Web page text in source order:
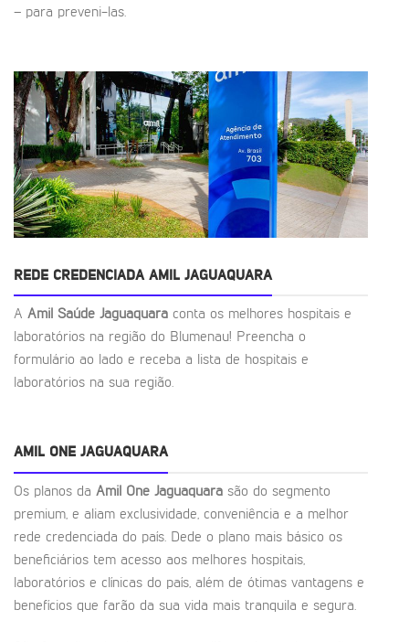
– para preveni-las.
REDE CREDENCIADA AMIL JAGUAQUARA
A Amil Saúde Jaguaquara conta os melhores hospitais e
laboratórios na região do Blumenau! Preencha o
formulário ao lado e receba a lista de hospitais e
laboratórios na sua região.
AMIL ONE JAGUAQUARA
Os planos da Amil One Jaguaquara são do segmento
premium, e aliam exclusividade, conveniência e a melhor
rede credenciada do país. Dede o plano mais básico os
beneficiários tem acesso aos melhores hospitais,
laboratórios e clínicas do país, além de ótimas vantagens e
benefícios que farão da sua vida mais tranquila e segura.